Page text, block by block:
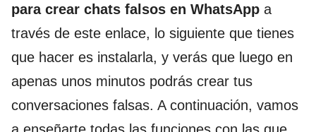
para crear chats falsos en WhatsApp a
través de este enlace, lo siguiente que tienes
que hacer es instalarla, y verás que luego en
apenas unos minutos podrás crear tus
conversaciones falsas. A continuación, vamos